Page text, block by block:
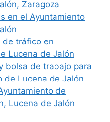
Zaragoza
en el Ayuntamiento
de tráfico en
Lucena de Jalón
bolsa de trabajo para
de Lucena de Jalón
de
Lucena de Jalón